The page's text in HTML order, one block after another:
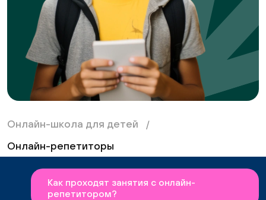
Онлайн-школа для детей
Онлайн-репетиторы
Как проходят занятия с онлайн-
репетитором?